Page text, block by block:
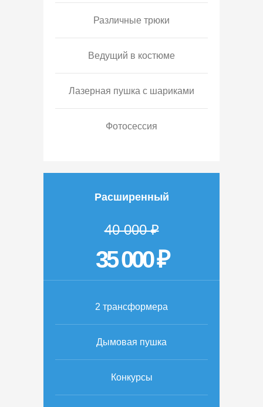
Различные трюки
Ведущий в костюме
Лазерная пушка с шариками
Фотосессия
Расширенный
40 000 ₽
35 000 ₽
2 трансформера
Дымовая пушка
Конкурсы